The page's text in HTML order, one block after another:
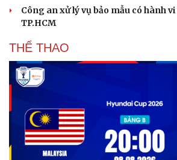
Du lịch
Săn Tour
Podcast
Công an xử lý vụ bảo mẫu có hành
TP.HCM
THỂ THAO